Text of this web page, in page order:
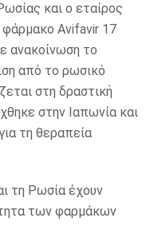
και ο εταίρος
φάρμακο Avifavir 17
ανακοίνωση το
από το ρωσικό
στη δραστική
στην Ιαπωνία και
τη θεραπεία
τη Ρωσία έχουν
των φαρμάκων